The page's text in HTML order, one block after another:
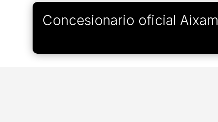
Concesionario oficial Aixam